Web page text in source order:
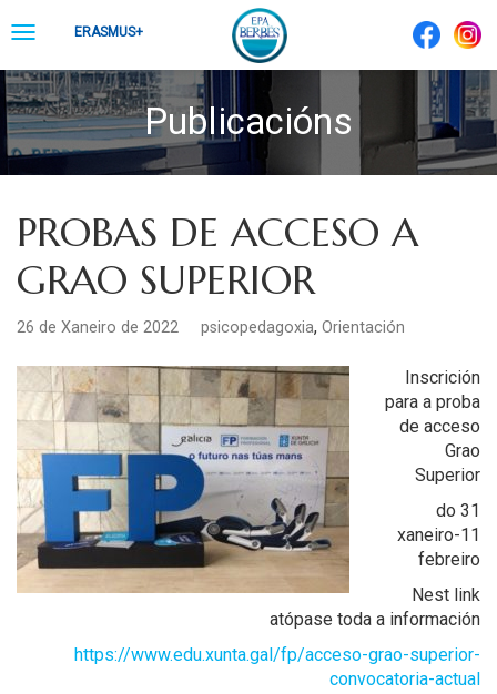
to ToggleERASMUS+
Publicacións
PROBAS DE ACCESO A
GRAO SUPERIOR
26 de Xaneiro de 2022 psicopedagoxia, Orientación
Inscrición
para a proba
de acceso
Grao
Superior
do 31
xaneiro-11
febreiro
Nest link
atópase toda a información
https://www.edu.xunta.gal/fp/acceso-grao-superior-
convocatoria-actual